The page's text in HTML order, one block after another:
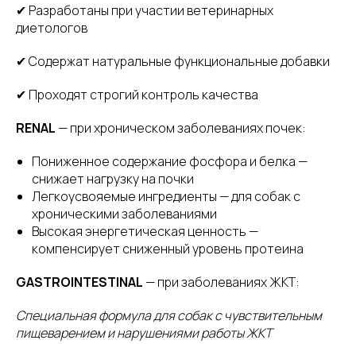
✔ Разработаны при участии ветеринарных
диетологов
✔ Содержат натуральные функциональные добавки
✔ Проходят строгий контроль качества
RENAL — при хроническом заболеваниях почек:
Пониженное содержание фосфора и белка —
снижает нагрузку на почки
Легкоусвояемые ингредиенты — для собак с
хроническими заболеваниями
Высокая энергетическая ценность —
компенсирует сниженный уровень протеина
GASTROINTESTINAL — при заболеваниях ЖКТ:
Специальная формула для собак с чувствительным
пищеварением и нарушениями работы ЖКТ